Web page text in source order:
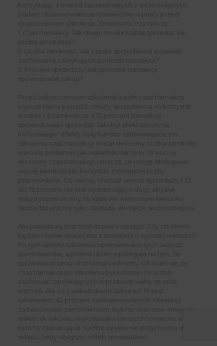
Korzystając z metod zaczerpniętych z wcześniejszych
badań, obserwowano sprzedawców w pracy przed
rozpoczęciem szkolenia. Zmierzono trzy rzeczy:
1. Czas transakcji. Jak długo trwała każda sprzedaż lub
próba sprzedaży?
2. Liczba zamknięć. Jak często sprzedawca stosował
zachowanie zamykające podczas transakcji?
3. Procent sprzedaży. Jaki procent transakcji
spowodował zakup?
Przed zakończeniem szkolenia średni czas transakcji
wynosił nieco ponad 2 minuty, sprzedawca wykorzystał
średnio 1,3 zamknięcia, a 72 procent transakcji
spowodowało sprzedaż. Jaki był efekt szkolenia
końcowego? Efekty były bardzo zadowalające, po
szkoleniu czas transakcji został skrócony, liczba zamknięć
wzrosła, podobnie jak wskaźnik sukcesu. W końcu
skrócony czas transakcji oznacza, że ​​mogę obsługiwać
więcej klientów lub korzystać z mniejszej liczby
pracowników. Co więcej, chociaż wzrost sprzedaży z 72
do 76 procent nie jest wystarczająco duży, aby był
statystycznie istotny, to idzie we właściwym kierunku.
Sprzedaż jest nie tylko szybsza, ale także skuteczniejsza.
Ale prawdziwy test miał dopiero nadejść. Czy szkolenie
będzie równie skuteczne z towarami o wyższej wartości?
Po tym samym szkoleniu obserwowano tych samych
sprzedawców, a jedyna różnica polegała na tym, że
sprzedawali teraz droższe przedmioty. Okazało się, że
czas transakcji po szkoleniu był krótszy i że liczba
zachowań zamykających w przewidywalny sposób
wzrosła. Ale co z wskaźnikiem sukcesu? Przed
szkoleniem 42 procent zaobserwowanych interakcji
zaowocowało zamówieniem. Było to znacznie mniej niż
wskaźnik sukcesu w przypadku tańszych towarów, ale nie
było to zaskakujące. Ludzie zwykle nie przychodzą do
sklepu, żeby obejrzeć chleb i powiedzieć: